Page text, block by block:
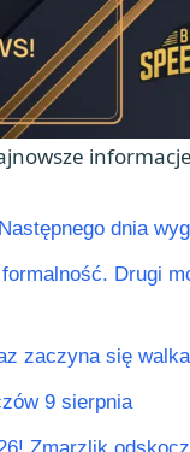
dnia
Drugi
zaczyna się
9 sierpnia
Zmarzlik